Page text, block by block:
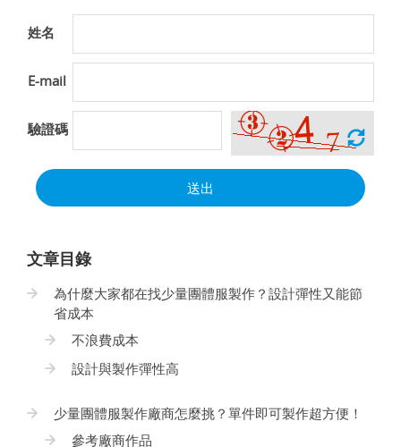
姓名
E-mail
驗證碼
送出
文章目錄
為什麼大家都在找少量團體服製作？設計彈性又能節
省成本
不浪費成本
設計與製作彈性高
少量團體服製作廠商怎麼挑？單件即可製作超方便！
參考廠商作品